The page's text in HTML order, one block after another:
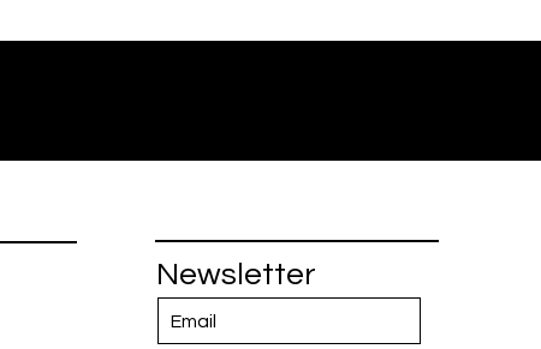
Newsletter